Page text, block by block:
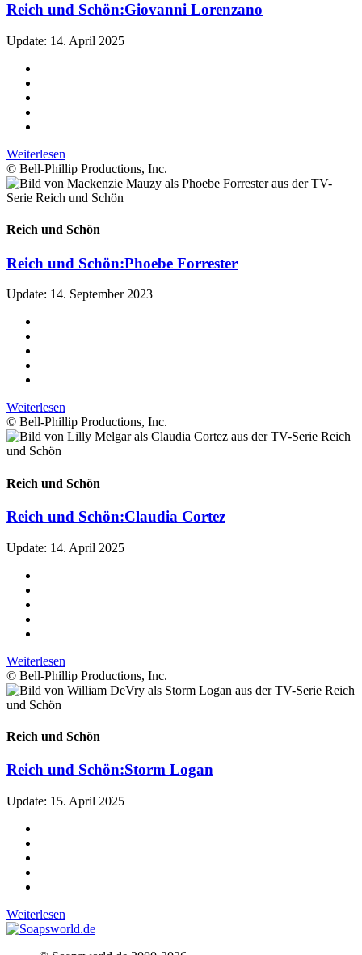
Reich und Schön:Giovanni Lorenzano
Update: 14. April 2025
Weiterlesen
© Bell-Phillip Productions, Inc.
Reich und Schön
Reich und Schön:Phoebe Forrester
Update: 14. September 2023
Weiterlesen
© Bell-Phillip Productions, Inc.
Reich und Schön
Reich und Schön:Claudia Cortez
Update: 14. April 2025
Weiterlesen
© Bell-Phillip Productions, Inc.
Reich und Schön
Reich und Schön:Storm Logan
Update: 15. April 2025
Weiterlesen